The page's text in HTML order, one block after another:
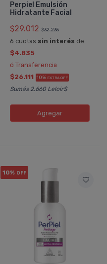
tan
SUSANA
Perpiel
verdad es
de piel.
Perpiel Emulsión
Hidratante Facial
$29.012 $32.235
6 cuotas sin interés de
$4.835
ó Transferencia
$26.111 10% EXTRA OFF
Sumás 2.660 Leloir$
Agregar
10% OFF